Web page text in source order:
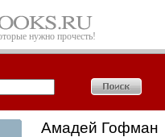
нужно прочесть!
Амадей Гофман